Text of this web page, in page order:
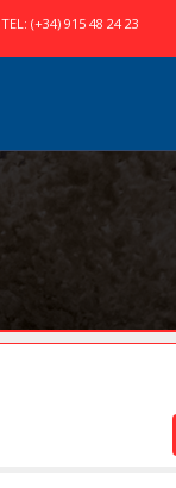
TEL: (+34) 915 48 24 23